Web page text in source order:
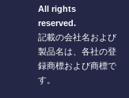
All rights
reserved.
記載の会社名および
製品名は、各社の登
録商標および商標で
す。